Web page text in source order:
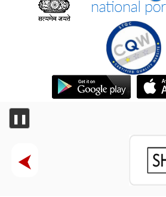
❚❚